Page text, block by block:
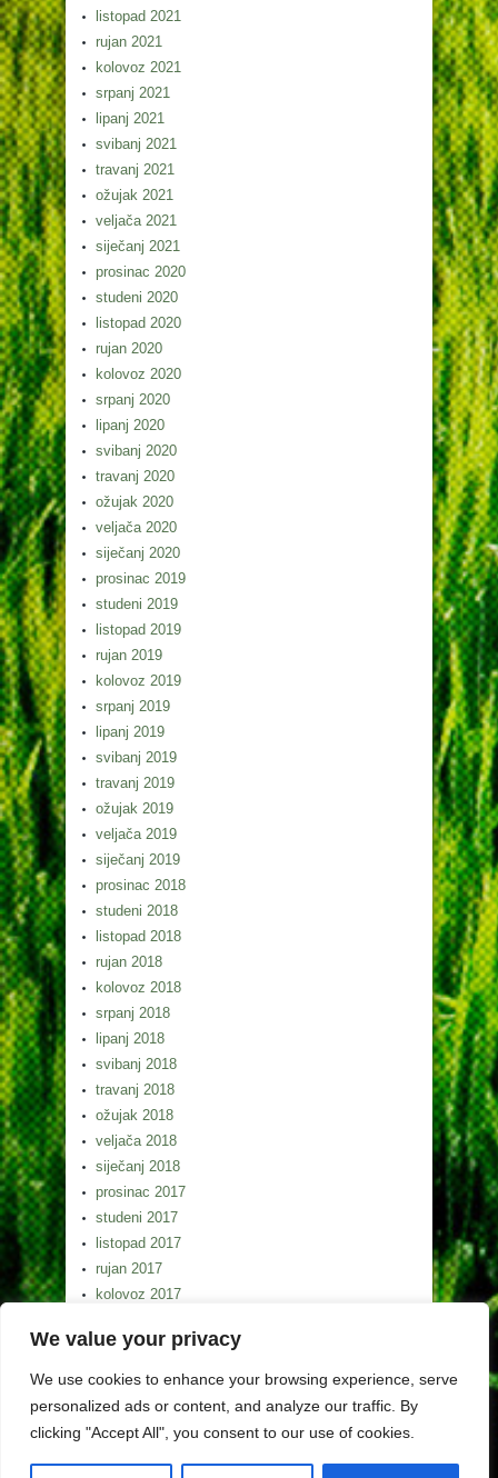
We value your privacy
We use cookies to enhance your browsing experience, serve
personalized ads or content, and analyze our traffic. By
clicking "Accept All", you consent to our use of cookies.
listopad 2021
rujan 2021
kolovoz 2021
srpanj 2021
lipanj 2021
svibanj 2021
travanj 2021
ožujak 2021
veljača 2021
siječanj 2021
prosinac 2020
studeni 2020
listopad 2020
rujan 2020
kolovoz 2020
srpanj 2020
lipanj 2020
svibanj 2020
travanj 2020
ožujak 2020
veljača 2020
siječanj 2020
prosinac 2019
studeni 2019
listopad 2019
rujan 2019
kolovoz 2019
srpanj 2019
lipanj 2019
svibanj 2019
travanj 2019
ožujak 2019
veljača 2019
siječanj 2019
prosinac 2018
studeni 2018
listopad 2018
rujan 2018
kolovoz 2018
srpanj 2018
lipanj 2018
svibanj 2018
travanj 2018
ožujak 2018
veljača 2018
siječanj 2018
prosinac 2017
studeni 2017
listopad 2017
rujan 2017
kolovoz 2017
lipanj 2017
svibanj 2017